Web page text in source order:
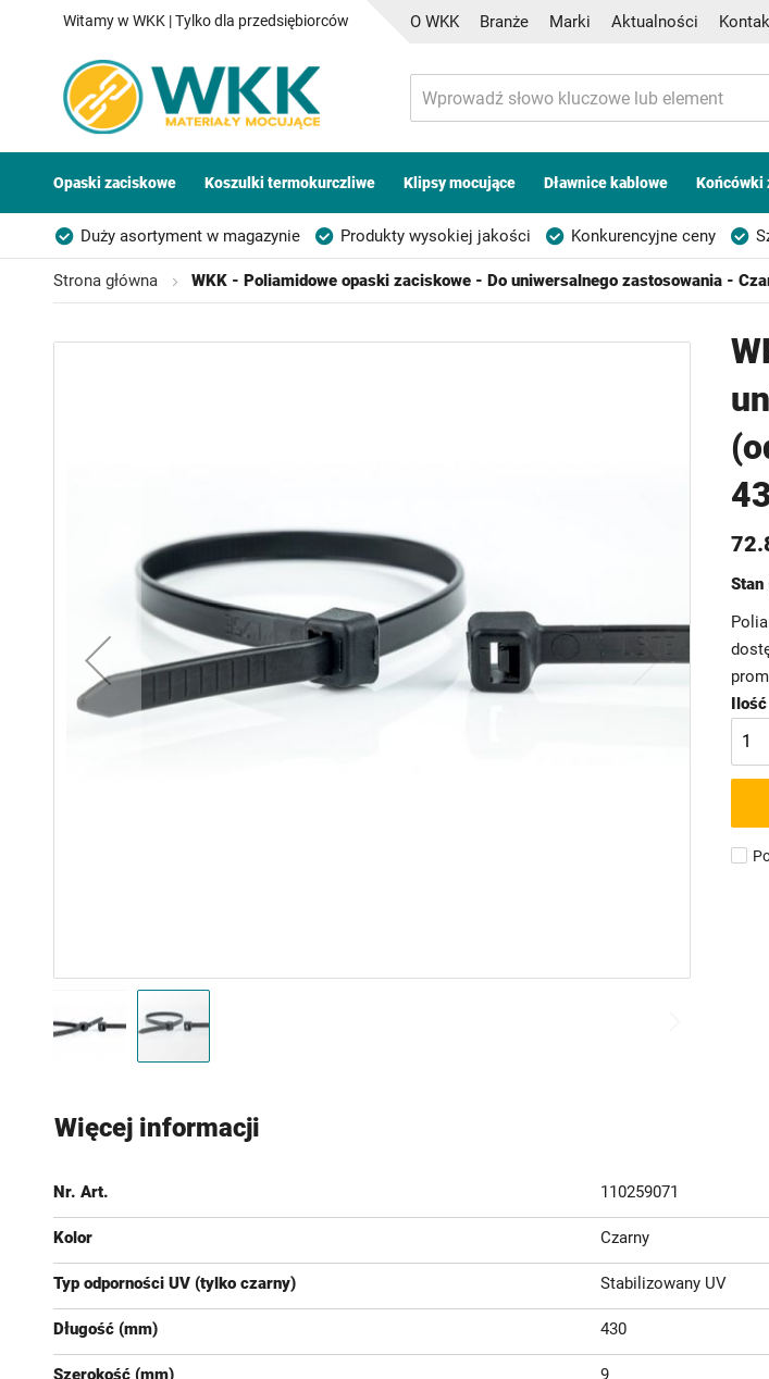
Witamy w WKK | Tylko dla przedsiębiorców O WKK Branże Marki Aktualności
Opaski zaciskowe Koszulki termokurczliwe Klipsy mocujące Dławnice kablowe Końcówki
Duży asortyment w magazynie Produkty wysokiej jakości Konkurencyjne ceny
Możliwość własnego etykietowania
Strona główna WKK - Poliamidowe opaski zaciskowe - Do uniwersalnego zastosowania -
Stan
Ilość
początek
Więcej informacji
Nr. Art. 110259071
Kolor Czarny
Typ odporności UV (tylko czarny) Stabilizowany UV
Długość (mm) 430
Szerokość (mm) 9